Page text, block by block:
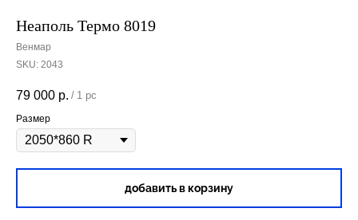
Неаполь Термо 8019
Венмар
SKU: 2043
79 000 р. / 1 pc
Размер
добавить в корзину